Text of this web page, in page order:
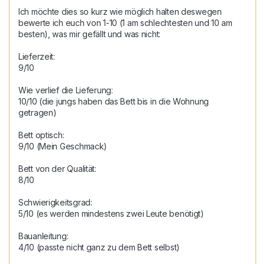
Ich möchte dies so kurz wie möglich halten deswegen
bewerte ich euch von 1-10 (1 am schlechtesten und 10 am
besten), was mir gefällt und was nicht:
Lieferzeit:
9/10
Wie verlief die Lieferung:
10/10 (die jungs haben das Bett bis in die Wohnung
getragen)
Bett optisch:
9/10 (Mein Geschmack)
Bett von der Qualität:
8/10
Schwierigkeitsgrad:
5/10 (es werden mindestens zwei Leute benötigt)
Bauanleitung:
4/10 (passte nicht ganz zu dem Bett selbst)